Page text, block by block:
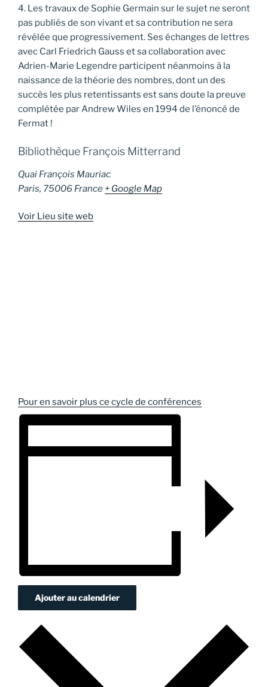
4. Les travaux de Sophie Germain sur le sujet ne seront
pas publiés de son vivant et sa contribution ne sera
révélée que progressivement. Ses échanges de lettres
avec Carl Friedrich Gauss et sa collaboration avec
Adrien-Marie Legendre participent néanmoins à la
naissance de la théorie des nombres, dont un des
succès les plus retentissants est sans doute la preuve
complétée par Andrew Wiles en 1994 de l’énoncé de
Fermat !
Bibliothèque François Mitterrand
Quai François Mauriac
Paris, 75006 France + Google Map
Voir Lieu site web
Pour en savoir plus ce cycle de conférences
Ajouter au calendrier